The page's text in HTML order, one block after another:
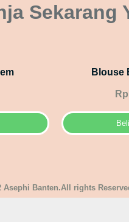
Sekarang
Blouse
Asephi Banten.All rights